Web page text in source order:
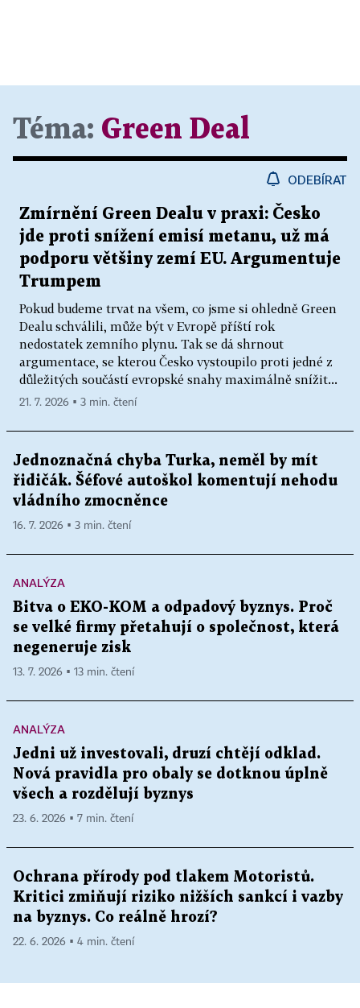
Téma: Green Deal
ODEBÍRAT
Zmírnění Green Dealu v praxi: Česko
jde proti snížení emisí metanu, už má
podporu většiny zemí EU. Argumentuje
Trumpem
Pokud budeme trvat na všem, co jsme si ohledně Green
Dealu schválili, může být v Evropě příští rok
nedostatek zemního plynu. Tak se dá shrnout
argumentace, se kterou Česko vystoupilo proti jedné z
důležitých součástí evropské snahy maximálně snížit...
21. 7. 2026 ▪ 3 min. čtení
Jednoznačná chyba Turka, neměl by mít
řidičák. Šéfové autoškol komentují nehodu
vládního zmocněnce
16. 7. 2026 ▪ 3 min. čtení
ANALÝZA
Bitva o EKO-KOM a odpadový byznys. Proč
se velké firmy přetahují o společnost, která
negeneruje zisk
13. 7. 2026 ▪ 13 min. čtení
ANALÝZA
Jedni už investovali, druzí chtějí odklad.
Nová pravidla pro obaly se dotknou úplně
všech a rozdělují byznys
23. 6. 2026 ▪ 7 min. čtení
Ochrana přírody pod tlakem Motoristů.
Kritici zmiňují riziko nižších sankcí i vazby
na byznys. Co reálně hrozí?
22. 6. 2026 ▪ 4 min. čtení